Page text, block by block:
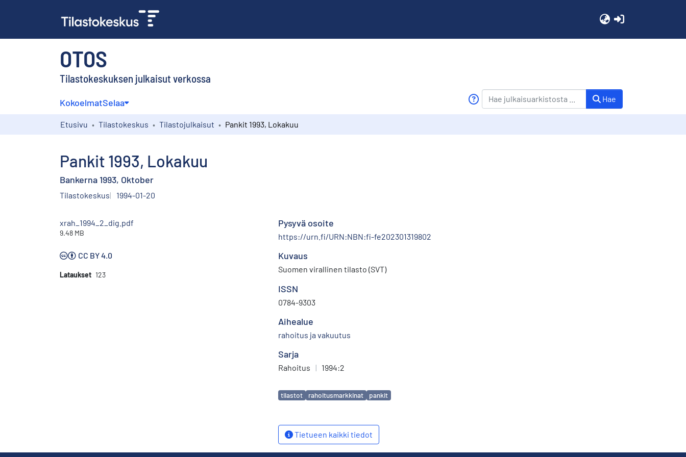
OTOS
Tilastokeskuksen julkaisut verkossa
KokoelmatSelaa Hae
Etusivu Tilastokeskus Tilastojulkaisut Pankit 1993, Lokakuu
Pankit 1993, Lokakuu
Bankerna 1993, Oktober
Tilastokeskus 1994-01-20
xrah_1994_2_dig.pdf
9.48 MB
CC BY 4.0
Lataukset 123
Pysyvä osoite
https://urn.fi/URN:NBN:fi-fe202301319802
Kuvaus
Suomen virallinen tilasto (SVT)
ISSN
0784-9303
Aihealue
rahoitus ja vakuutus
Sarja
Rahoitus | 1994:2
Avainsanat
tilastot rahoitusmarkkinat pankit
Tietueen kaikki tiedot